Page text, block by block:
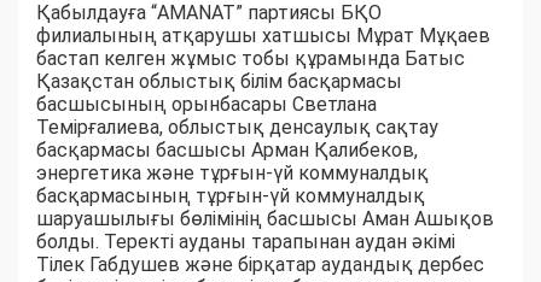
Қабылдауға “AMANAT” партиясы БҚО
филиалының атқарушы хатшысы Мұрат Мұқаев
бастап келген жұмыс тобы құрамында Батыс
Қазақстан облыстық білім басқармасы
басшысының орынбасары Светлана
Темірғалиева, облыстық денсаулық сақтау
басқармасы басшысы Арман Қалибеков,
энергетика және тұрғын-үй коммуналдық
басқармасының тұрғын-үй коммуналдық
шаруашылығы бөлімінің басшысы Аман Ашықов
болды. Теректі ауданы тарапынан аудан әкімі
Тілек Габдушев және бірқатар аудандық дербес